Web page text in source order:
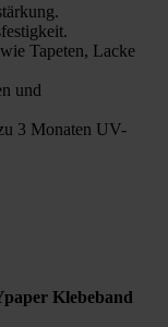
Tapeten, Lacke
und
3 Monaten UV-
Klebeband